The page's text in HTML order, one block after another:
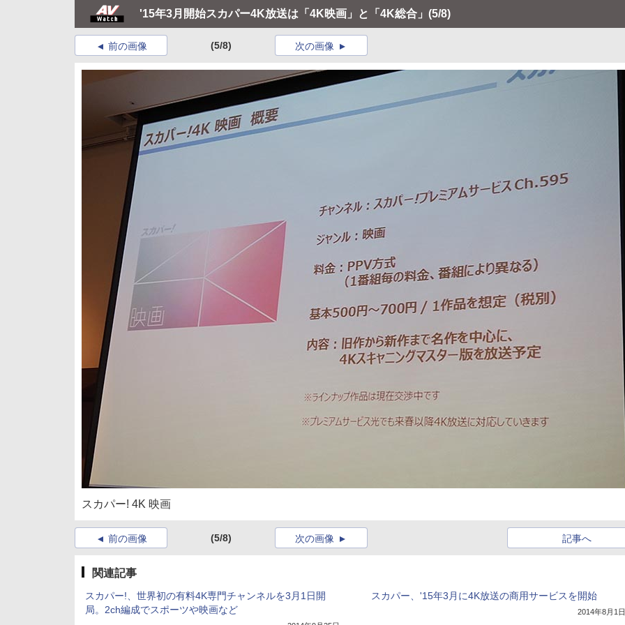
'15年3月開始スカパー4K放送は「4K映画」と「4K総合」 (5/8)
前の画像 (5/8) 次の画像
スカパー! 4K 映画
前の画像 (5/8) 記事へ
次の画像
関連記事
スカパー!、世界初の有料4K専門チャンネルを3月1日開
局。2ch編成でスポーツや映画など
スカパー、'15年3月に4K放送の商用サービスを開始
2014年8月1日